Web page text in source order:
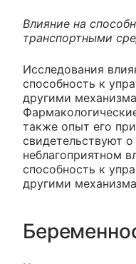
Влияние на
транспортными
Исследования
способность к
другими
также опыт его
свидетельствуют
неблагоприятном
способность к
другими